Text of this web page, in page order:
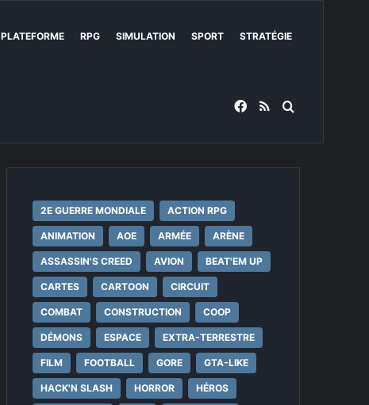
PLATEFORME RPG SIMULATION SPORT STRATÉGIE
Facebook
RSS
2E GUERRE MONDIALE ACTION RPG
ANIMATION AOE ARMÉE ARÈNE
ASSASSIN'S CREED AVION BEAT'EM UP
CARTES CARTOON CIRCUIT
COMBAT CONSTRUCTION COOP
DÉMONS ESPACE EXTRA-TERRESTRE
FILM FOOTBALL GORE GTA-LIKE
HACK'N SLASH HORROR HÉROS